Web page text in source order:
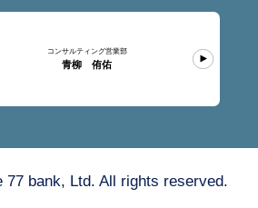
コンサルティング営業部
青柳 侑佑
77 bank, Ltd. All rights reserved.